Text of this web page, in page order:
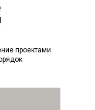
проектами